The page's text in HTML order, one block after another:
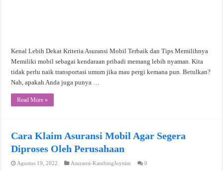
Kenal Lebih Dekat Kriteria Asuransi Mobil Terbaik dan Tips Memilihnya
Memiliki mobil sebagai kendaraan pribadi memang lebih nyaman. Kita
tidak perlu naik transportasi umum jika mau pergi kemana pun. Betulkan?
Nah, apakah Anda juga punya …
Read More »
Cara Klaim Asuransi Mobil Agar Segera
Diproses Oleh Perusahaan
Agustus 19, 2022 Asuransi-KambingJoynim 0